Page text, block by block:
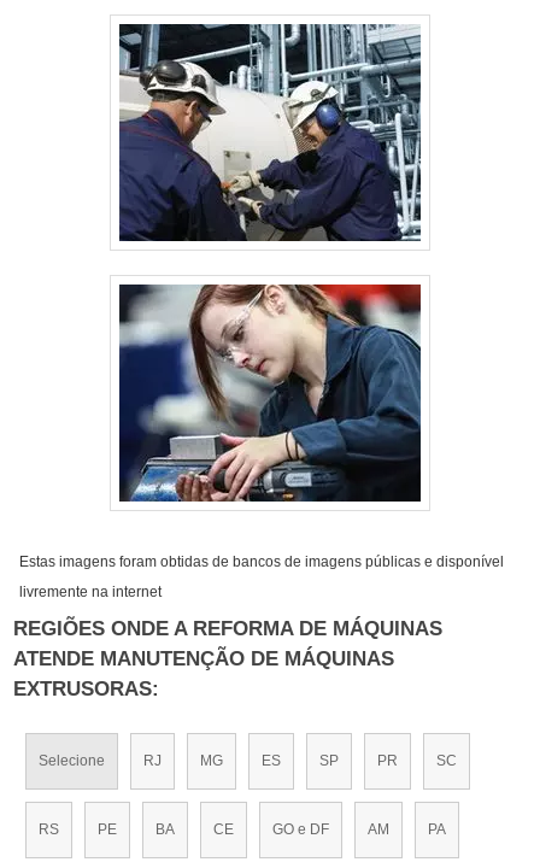
Estas imagens foram obtidas de bancos de imagens públicas e disponível
livremente na internet
REGIÕES ONDE A REFORMA DE MÁQUINAS
ATENDE MANUTENÇÃO DE MÁQUINAS
EXTRUSORAS:
Selecione RJ MG ES SP PR SC
RS PE BA CE GO e DF AM PA